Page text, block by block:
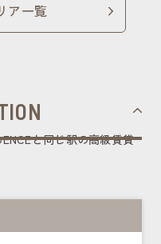
ア一覧
と同じ駅の高級賃貸